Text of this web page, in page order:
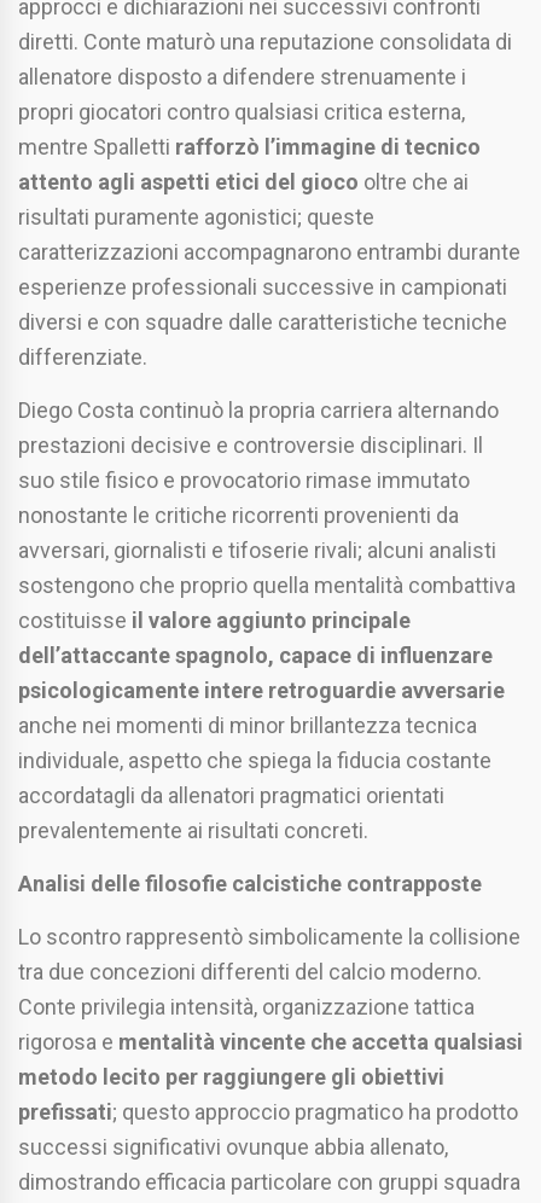
approcci e dichiarazioni nei successivi confronti
diretti. Conte maturò una reputazione consolidata di
allenatore disposto a difendere strenuamente i
propri giocatori contro qualsiasi critica esterna,
mentre Spalletti rafforzò l’immagine di tecnico
attento agli aspetti etici del gioco oltre che ai
risultati puramente agonistici; queste
caratterizzazioni accompagnarono entrambi durante
esperienze professionali successive in campionati
diversi e con squadre dalle caratteristiche tecniche
differenziate.
Diego Costa continuò la propria carriera alternando
prestazioni decisive e controversie disciplinari. Il
suo stile fisico e provocatorio rimase immutato
nonostante le critiche ricorrenti provenienti da
avversari, giornalisti e tifoserie rivali; alcuni analisti
sostengono che proprio quella mentalità combattiva
costituisse il valore aggiunto principale
dell’attaccante spagnolo, capace di influenzare
psicologicamente intere retroguardie avversarie
anche nei momenti di minor brillantezza tecnica
individuale, aspetto che spiega la fiducia costante
accordatagli da allenatori pragmatici orientati
prevalentemente ai risultati concreti.
Analisi delle filosofie calcistiche contrapposte
Lo scontro rappresentò simbolicamente la collisione
tra due concezioni differenti del calcio moderno.
Conte privilegia intensità, organizzazione tattica
rigorosa e mentalità vincente che accetta qualsiasi
metodo lecito per raggiungere gli obiettivi
prefissati; questo approccio pragmatico ha prodotto
successi significativi ovunque abbia allenato,
dimostrando efficacia particolare con gruppi squadra